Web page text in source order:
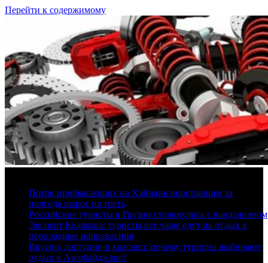
Перейти к содержимому
Поток прибывающих на Хайнань иностранцев за
полгода вырос на треть
Российские туристы в Грузии столкнулись с вандализмом
Эксперт Кодякова: туристы все чаще едут на отдых в
прохладные направления
Вкусно, доступно и красиво: почему туристы выбирают
отдых в Азербайджане?